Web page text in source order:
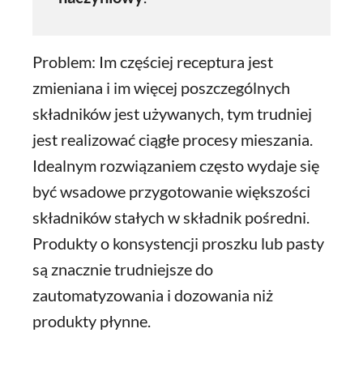
Problem: Im częściej receptura jest
zmieniana i im więcej poszczególnych
składników jest używanych, tym trudniej
jest realizować ciągłe procesy mieszania.
Idealnym rozwiązaniem często wydaje się
być wsadowe przygotowanie większości
składników stałych w składnik pośredni.
Produkty o konsystencji proszku lub pasty
są znacznie trudniejsze do
zautomatyzowania i dozowania niż
produkty płynne.